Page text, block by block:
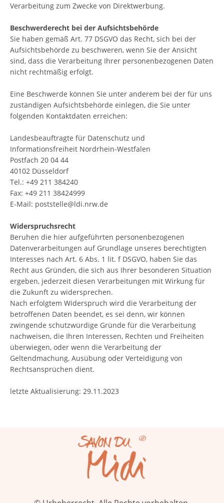
Verarbeitung zum Zwecke von Direktwerbung.
Beschwerderecht bei der Aufsichtsbehörde
Sie haben gemäß Art. 77 DSGVO das Recht, sich bei der
Aufsichtsbehörde zu beschweren, wenn Sie der Ansicht
sind, dass die Verarbeitung Ihrer personenbezogenen Daten
nicht rechtmäßig erfolgt.
Eine Beschwerde können Sie unter anderem bei der für uns
zuständigen Aufsichtsbehörde einlegen, die Sie unter
folgenden Kontaktdaten erreichen:
Landesbeauftragte für Datenschutz und
Informationsfreiheit Nordrhein-Westfalen
Postfach 20 04 44
40102 Düsseldorf
Tel.: +49 211 384240
Fax: +49 211 38424999
E-Mail: poststelle@ldi.nrw.de
Widerspruchsrecht
Beruhen die hier aufgeführten personenbezogenen
Datenverarbeitungen auf Grundlage unseres berechtigten
Interesses nach Art. 6 Abs. 1 lit. f DSGVO, haben Sie das
Recht aus Gründen, die sich aus Ihrer besonderen Situation
ergeben, jederzeit diesen Verarbeitungen mit Wirkung für
die Zukunft zu widersprechen.
Nach erfolgtem Widerspruch wird die Verarbeitung der
betroffenen Daten beendet, es sei denn, wir können
zwingende schutzwürdige Gründe für die Verarbeitung
nachweisen, die Ihren Interessen, Rechten und Freiheiten
überwiegen, oder wenn die Verarbeitung der
Geltendmachung, Ausübung oder Verteidigung von
Rechtsansprüchen dient.
letzte Aktualisierung: 29.11.2023